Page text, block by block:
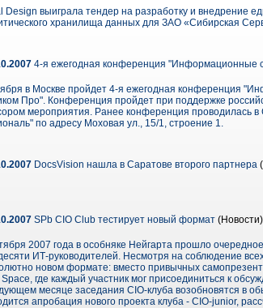
Design выиграла тендер на разработку и внедрение
хранилища данных для ЗАО «Сибирская
4-я ежегодная конференция "Информационные
в Москве пройдет 4-я ежегодная конференция
Про". Конференция пройдет при поддержке
мероприятия. Ранее конференция проводилась в
по адресу Моховая ул., 15/1, строение 1.
DocsVision нашла в Саратове второго партнера
SPb CIO Club тестирует новый формат (Новости)
2007 года в особняке Нейгарта прошло
ИТ-руководителей. Несмотря на соблюдение
новом формате: вместо привычных
где каждый участник мог присоединиться к
месяце заседания CIO-клуба возобновятся в
апробация нового проекта клуба - CIO-junior,